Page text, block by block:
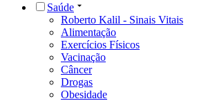
Saúde
Roberto Kalil - Sinais Vitais
Alimentação
Exercícios Físicos
Vacinação
Câncer
Drogas
Obesidade